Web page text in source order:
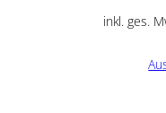
inkl. ges.